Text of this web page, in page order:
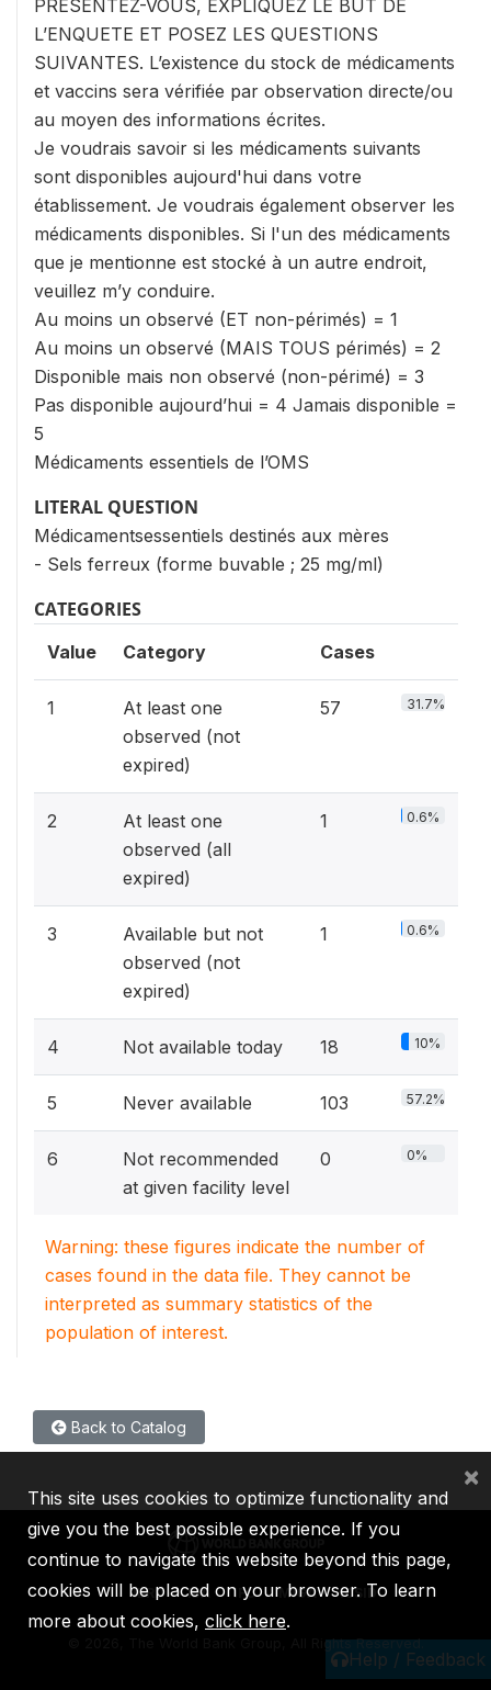
PRESENTEZ-VOUS, EXPLIQUEZ LE BUT DE
L’ENQUETE ET POSEZ LES QUESTIONS
SUIVANTES. L’existence du stock de médicaments
et vaccins sera vérifiée par observation directe/ou
au moyen des informations écrites.
Je voudrais savoir si les médicaments suivants
sont disponibles aujourd'hui dans votre
établissement. Je voudrais également observer les
médicaments disponibles. Si l'un des médicaments
que je mentionne est stocké à un autre endroit,
veuillez m’y conduire.
Au moins un observé (ET non-périmés) = 1
Au moins un observé (MAIS TOUS périmés) = 2
Disponible mais non observé (non-périmé) = 3
Pas disponible aujourd’hui = 4 Jamais disponible =
5
Médicaments essentiels de l’OMS
LITERAL QUESTION
Médicamentsessentiels destinés aux mères
- Sels ferreux (forme buvable ; 25 mg/ml)
CATEGORIES
Value Category Cases
1
At least one
observed (not
expired)
57 31.7%
2
At least one
observed (all
expired)
1 0.6%
3
Available but not
observed (not
expired)
1 0.6%
4 Not available today 18 10%
5 Never available 103 57.2%
6
Not recommended
at given facility level
0 0%
Warning: these figures indicate the number of
cases found in the data file. They cannot be
interpreted as summary statistics of the
population of interest.
Back to Catalog
Help / Feedback
IBRD IDA IFC MIGA ICSID
2026, The World Bank Group, All Rights Reserved.
This site uses cookies to optimize functionality and
give you the best possible experience. If you
continue to navigate this website beyond this page,
cookies will be placed on your browser. To learn
more about cookies, click here.
×